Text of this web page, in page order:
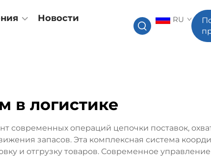
Новости
RU
в логистике
современных операций цепочки поставок,
запасов. Эта комплексная система
и отгрузку товаров. Современное